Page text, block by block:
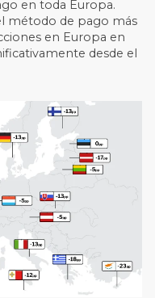
en toda Europa.
método de pago más
en Europa en
desde el